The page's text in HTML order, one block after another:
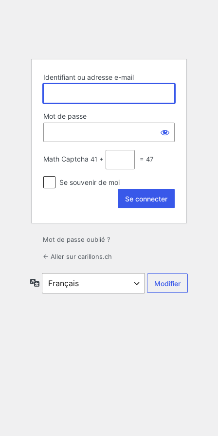
Identifiant ou adresse e-mail
Mot de passe
Math Captcha 41 + = 47
Se souvenir de moi
Mot de passe oublié ?
← Aller sur carillons.ch
Langue